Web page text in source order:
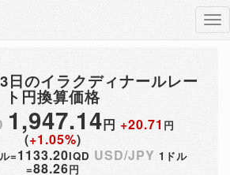
日のイラクディナールレー
ト円換算価格
1,947.14円 +20.71円
(+1.05%)
=1133.20IQD USD/JPY 1ドル
=88.26円